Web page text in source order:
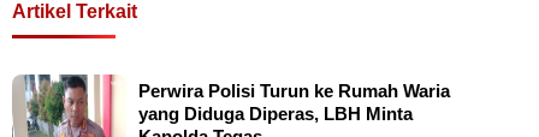
Artikel Terkait
Perwira Polisi Turun ke Rumah Waria
yang Diduga Diperas, LBH Minta